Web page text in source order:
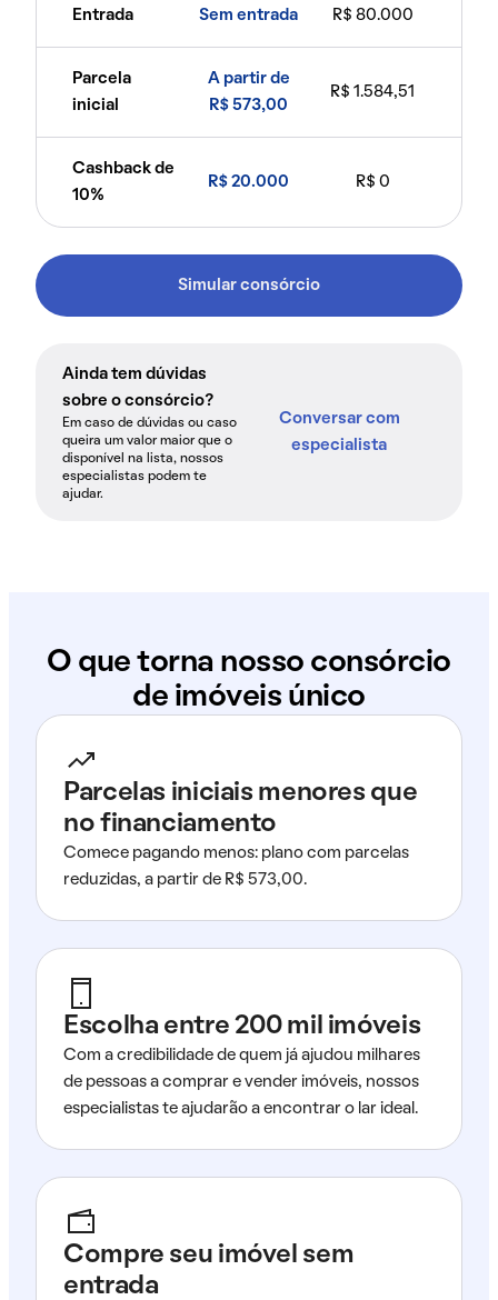
Entrada Sem entrada R$ 80.000
Parcela
inicial
A partir de
R$ 573,00
R$ 1.584,51
Cashback de
10%
R$ 20.000 R$ 0
Simular consórcio
Ainda tem dúvidas
sobre o consórcio?
Em caso de dúvidas ou caso
queira um valor maior que o
disponível na lista, nossos
especialistas podem te
ajudar.
Conversar com
especialista
O que torna nosso consórcio
de imóveis único
Parcelas iniciais menores que
no financiamento
Comece pagando menos: plano com parcelas
reduzidas, a partir de R$ 573,00.
Escolha entre 200 mil imóveis
Com a credibilidade de quem já ajudou milhares
de pessoas a comprar e vender imóveis, nossos
especialistas te ajudarão a encontrar o lar ideal.
Compre seu imóvel sem
entrada